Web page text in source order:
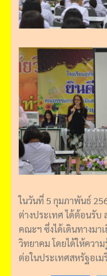
ในวันที่ 5 กุมภาพันธ์
ต่างประเทศ ได้ต้อนรับ
คณะฯ ซึ่งได้เดินทางมา
วิทยาคม โดยได้ให้ควา
ต่อในประเทศสหรัฐอเม